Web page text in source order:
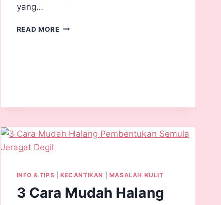
yang…
READ MORE
INFO & TIPS KECANTIKAN MASALAH KULIT
3 Cara Mudah Halang